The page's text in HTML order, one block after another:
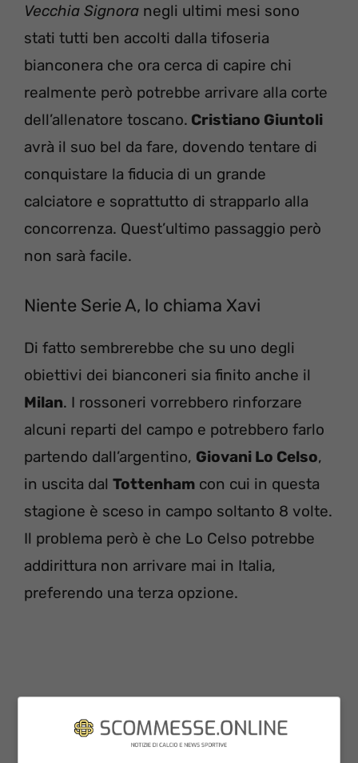
Vecchia Signora negli ultimi mesi sono
stati tutti ben accolti dalla tifoseria
bianconera che ora cerca di capire chi
realmente però potrebbe arrivare alla corte
dell’allenatore toscano. Cristiano Giuntoli
avrà il suo bel da fare, dovendo tentare di
conquistare la fiducia di un grande
calciatore e soprattutto di strapparlo alla
concorrenza. Quest’ultimo passaggio però
non sarà facile.
Niente Serie A, lo chiama Xavi
Di fatto sembrerebbe che su uno degli
obiettivi dei bianconeri sia finito anche il
Milan. I rossoneri vorrebbero rinforzare
alcuni reparti del campo e potrebbero farlo
partendo dall’argentino, Giovani Lo Celso,
in uscita dal Tottenham con cui in questa
stagione è sceso in campo soltanto 8 volte.
Il problema però è che Lo Celso potrebbe
addirittura non arrivare mai in Italia,
preferendo una terza opzione.